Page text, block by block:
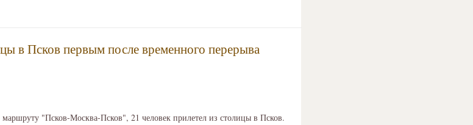
в Псков первым после временного перерыва
"Псков-Москва-Псков", 21 человек прилетел из столицы в Псков.